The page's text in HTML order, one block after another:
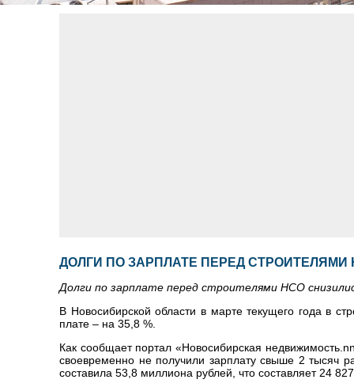
ДОЛГИ ПО ЗАРПЛАТЕ ПЕРЕД
Долги по зарплате перед строителями НСО
В Новосибирской области в марте текущего года в
плате – на 35,8 %.
Как сообщает портал «Новосибирская
своевременно не получили зарплату свыше 2 тысяч
составила 53,8 миллиона рублей, что составляет 24